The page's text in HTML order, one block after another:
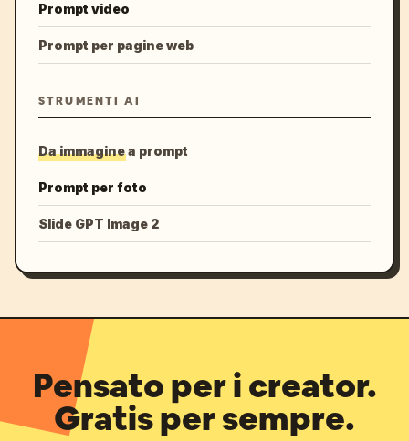
Prompt video
Prompt per pagine web
STRUMENTI AI
Da immagine a prompt
Prompt per foto
Slide GPT Image 2
Pensato per i creator.
Gratis per sempre.